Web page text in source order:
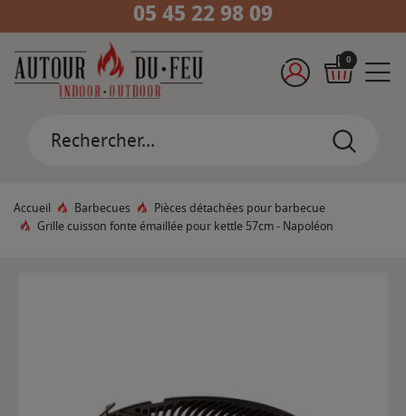
05 45 22 98 09
0
Accueil Barbecues
Pièces détachées pour barbecue
Grille cuisson fonte émaillée pour kettle 57cm - Napoléon